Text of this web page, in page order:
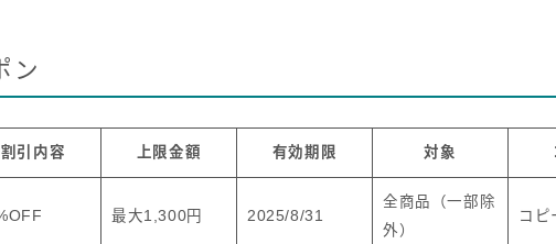
ン
割引内容 上限金額 有効期限 対象
最大1,300円 2025/8/31
全商品（一部除
外）
コピ